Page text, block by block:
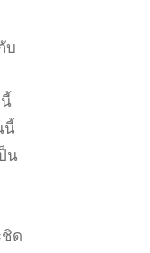
บ
นี้
น
ชิด